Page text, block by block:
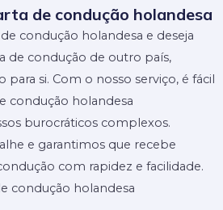
de condução holandesa
condução holandesa e deseja
de condução de outro país,
si. Com o nosso serviço, é fácil
condução holandesa
burocráticos complexos.
e garantimos que recebe
com rapidez e facilidade.
condução holandesa